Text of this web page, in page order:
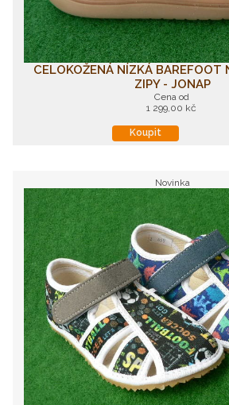
CELOKOŽENÁ NÍZKÁ BAREFOOT
ZIPY - JONAP
Cena od
1 299,00 kč
Koupit
Novinka